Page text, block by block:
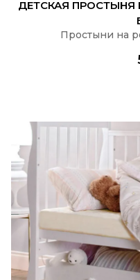
ДЕТСКАЯ ПРОСТЫНЯ
Простыни на